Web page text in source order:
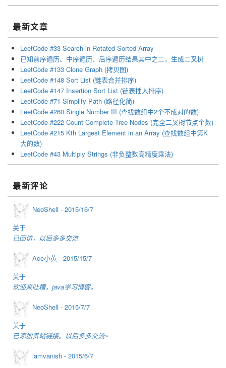
最新文章
LeetCode #33 Search in Rotated Sorted Array
已知前序遍历、中序遍历、后序遍历结果其中之二，生成二叉树
LeetCode #133 Clone Graph (拷贝图)
LeetCode #148 Sort List (链表合并排序)
LeetCode #147 Insertion Sort List (链表插入排序)
LeetCode #71 Simplify Path (路径化简)
LeetCode #260 Single Number III (查找数组中2个不成对的数)
LeetCode #222 Count Complete Tree Nodes (完全二叉树节点个数)
LeetCode #215 Kth Largest Element in an Array (查找数组中第K
大的数)
LeetCode #43 Multiply Strings (非负整数高精度乘法)
最新评论
NeoShell - 2015/16/7
关于
已回访，以后多多交流
Ace小黄 - 2015/15/7
关于
欢迎来吐槽，java学习博客。
NeoShell - 2015/7/7
关于
已添加贵站链接。以后多多交流~
iamvanish - 2015/6/7